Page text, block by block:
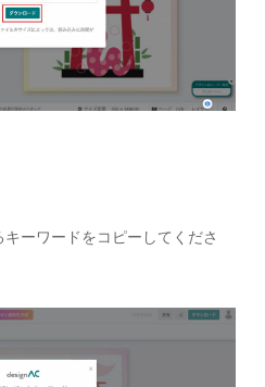
ーワードをコピーしてくださ